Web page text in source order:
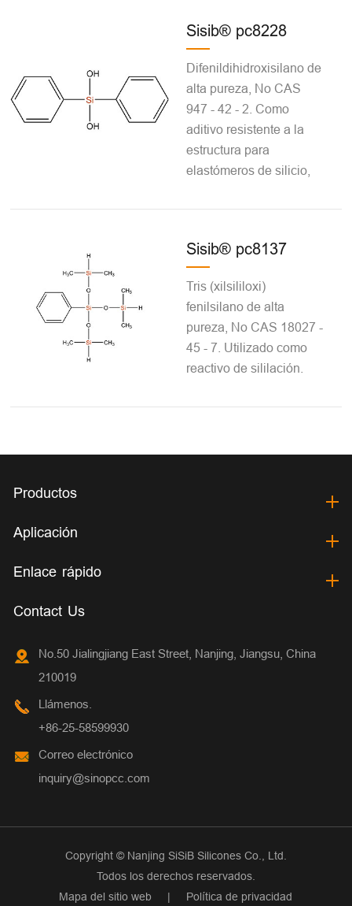
Sisib® pc8228
Difenildihidroxisilano de
alta pureza, No CAS
947 - 42 - 2. Como
aditivo resistente a la
estructura para
elastómeros de silicio,
Sisib® pc8137
Tris (xilsililoxi)
fenilsilano de alta
pureza, No CAS 18027 -
45 - 7. Utilizado como
reactivo de sililación.
Productos
Aplicación
Enlace rápido
Contact Us
No.50 Jialingjiang East Street, Nanjing, Jiangsu, China
210019
Llámenos.
+86-25-58599930
Correo electrónico
inquiry@sinopcc.com
Copyright © Nanjing SiSiB Silicones Co., Ltd.
Todos los derechos reservados.
Mapa del sitio web
| Política de privacidad